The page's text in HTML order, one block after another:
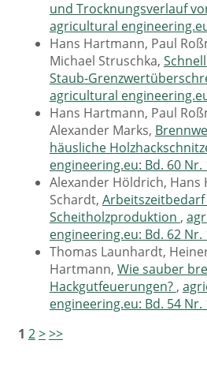
und Trocknungsverlauf
agricultural
Hans Hartmann, Paul
Michael Struschka,
Staub-
agricultural
Hans Hartmann, Paul
Alexander Marks,
häusliche
engineering.eu: Bd. 60 Nr.
Alexander Höldrich, Hans
Schardt,
Scheitholzproduktion ,
engineering.eu: Bd. 62 Nr.
Thomas Launhardt,
Hartmann, Wie sauber
Hackgutfeuerungen? ,
engineering.eu: Bd. 54 Nr.
1 2>>>